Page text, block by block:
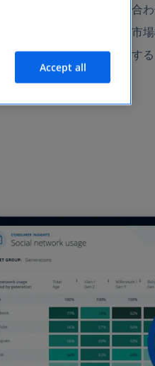
分析し、ターゲット層に合
データを活用し、新しい市
のパフォーマンスを比較する
Accept all